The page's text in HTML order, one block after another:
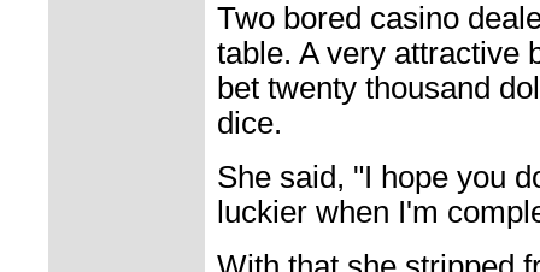
Two bored casino
table. A very attractive
bet twenty thousand
dice.
She said, "I hope you
luckier when I'm